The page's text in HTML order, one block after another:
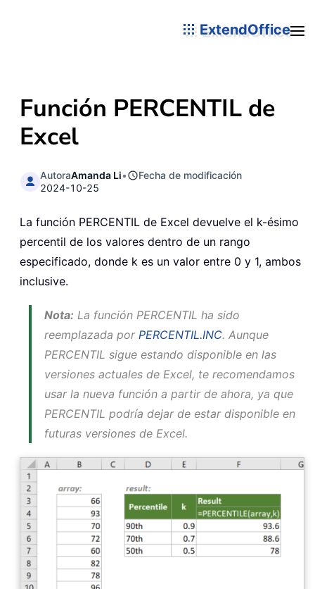
ExtendOffice
Función PERCENTIL de
Excel
AutoraAmanda Li•
Fecha de modificación
2024-10-25
La función PERCENTIL de Excel devuelve el k-ésimo
percentil de los valores dentro de un rango
especificado, donde k es un valor entre 0 y 1, ambos
inclusive.
Nota: La función PERCENTIL ha sido
reemplazada por PERCENTIL.INC. Aunque
PERCENTIL sigue estando disponible en las
versiones actuales de Excel, te recomendamos
usar la nueva función a partir de ahora, ya que
PERCENTIL podría dejar de estar disponible en
futuras versiones de Excel.